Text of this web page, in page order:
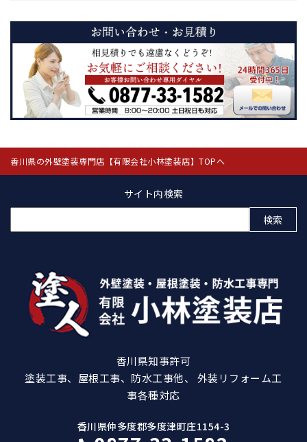
香川県の外壁塗装専門店【有限会社小林塗装店】TOPへ
サイト内検索
索:
香川県知事許可
塗装工事、屋根工事、防水工事他、 外装リフォーム工
事各種対応
香川県仲多度郡多度津町庄1154-3